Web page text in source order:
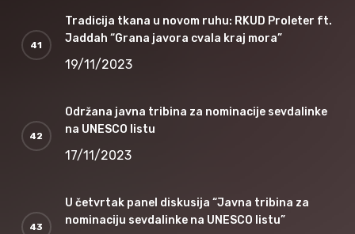
Tradicija tkana u novom ruhu: RKUD Proleter ft.
Jaddah “Grana javora cvala kraj mora”
19/11/2023
Održana javna tribina za nominacije sevdalinke
na UNESCO listu
17/11/2023
U četvrtak panel diskusija “Javna tribina za
nominaciju sevdalinke na UNESCO listu”